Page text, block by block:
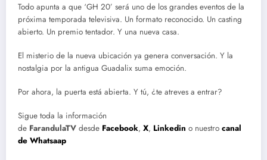
Todo apunta a que ‘GH 20’ será uno de los grandes eventos de la
próxima temporada televisiva. Un formato reconocido. Un casting
abierto. Un premio tentador. Y una nueva casa.
El misterio de la nueva ubicación ya genera conversación. Y la
nostalgia por la antigua Guadalix suma emoción.
Por ahora, la puerta está abierta. Y tú, ¿te atreves a entrar?
Sigue toda la información
de FarandulaTV desde Facebook, X, Linkedin o nuestro canal
de Whatsaap